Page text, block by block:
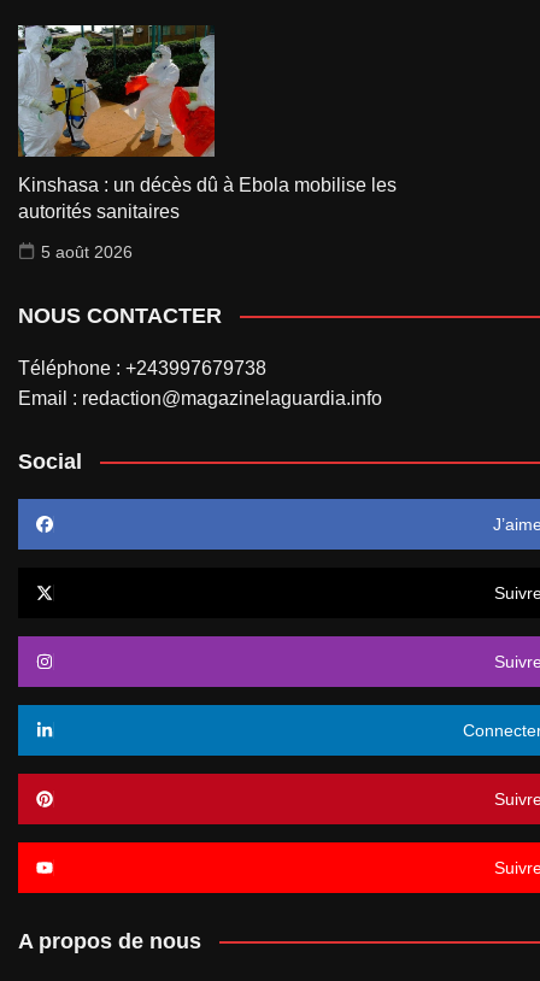
Kinshasa : un décès dû à Ebola mobilise les
autorités sanitaires
5 août 2026
NOUS CONTACTER
Téléphone : +243997679738
Email : redaction@magazinelaguardia.info
Social
A propos de nous